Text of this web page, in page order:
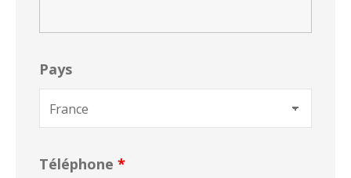
Pays
Téléphone *